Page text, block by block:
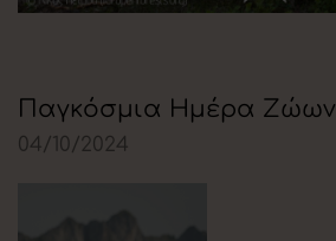
Παγκόσμια Ημέρα Ζώων
04/10/2024